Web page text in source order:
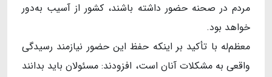
مردم در صحنه حضور داشته باشند، کشور از آسیب به‌دور
خواهد بود.
معظم‌له با تأکید بر اینکه حفظ این حضور نیازمند رسیدگی
واقعی به مشکلات آنان است، افزودند: مسئولان باید بدانند